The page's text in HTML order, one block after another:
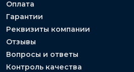
Оплата
Гарантии
Реквизиты компании
Отзывы
Вопросы и ответы
Контроль качества